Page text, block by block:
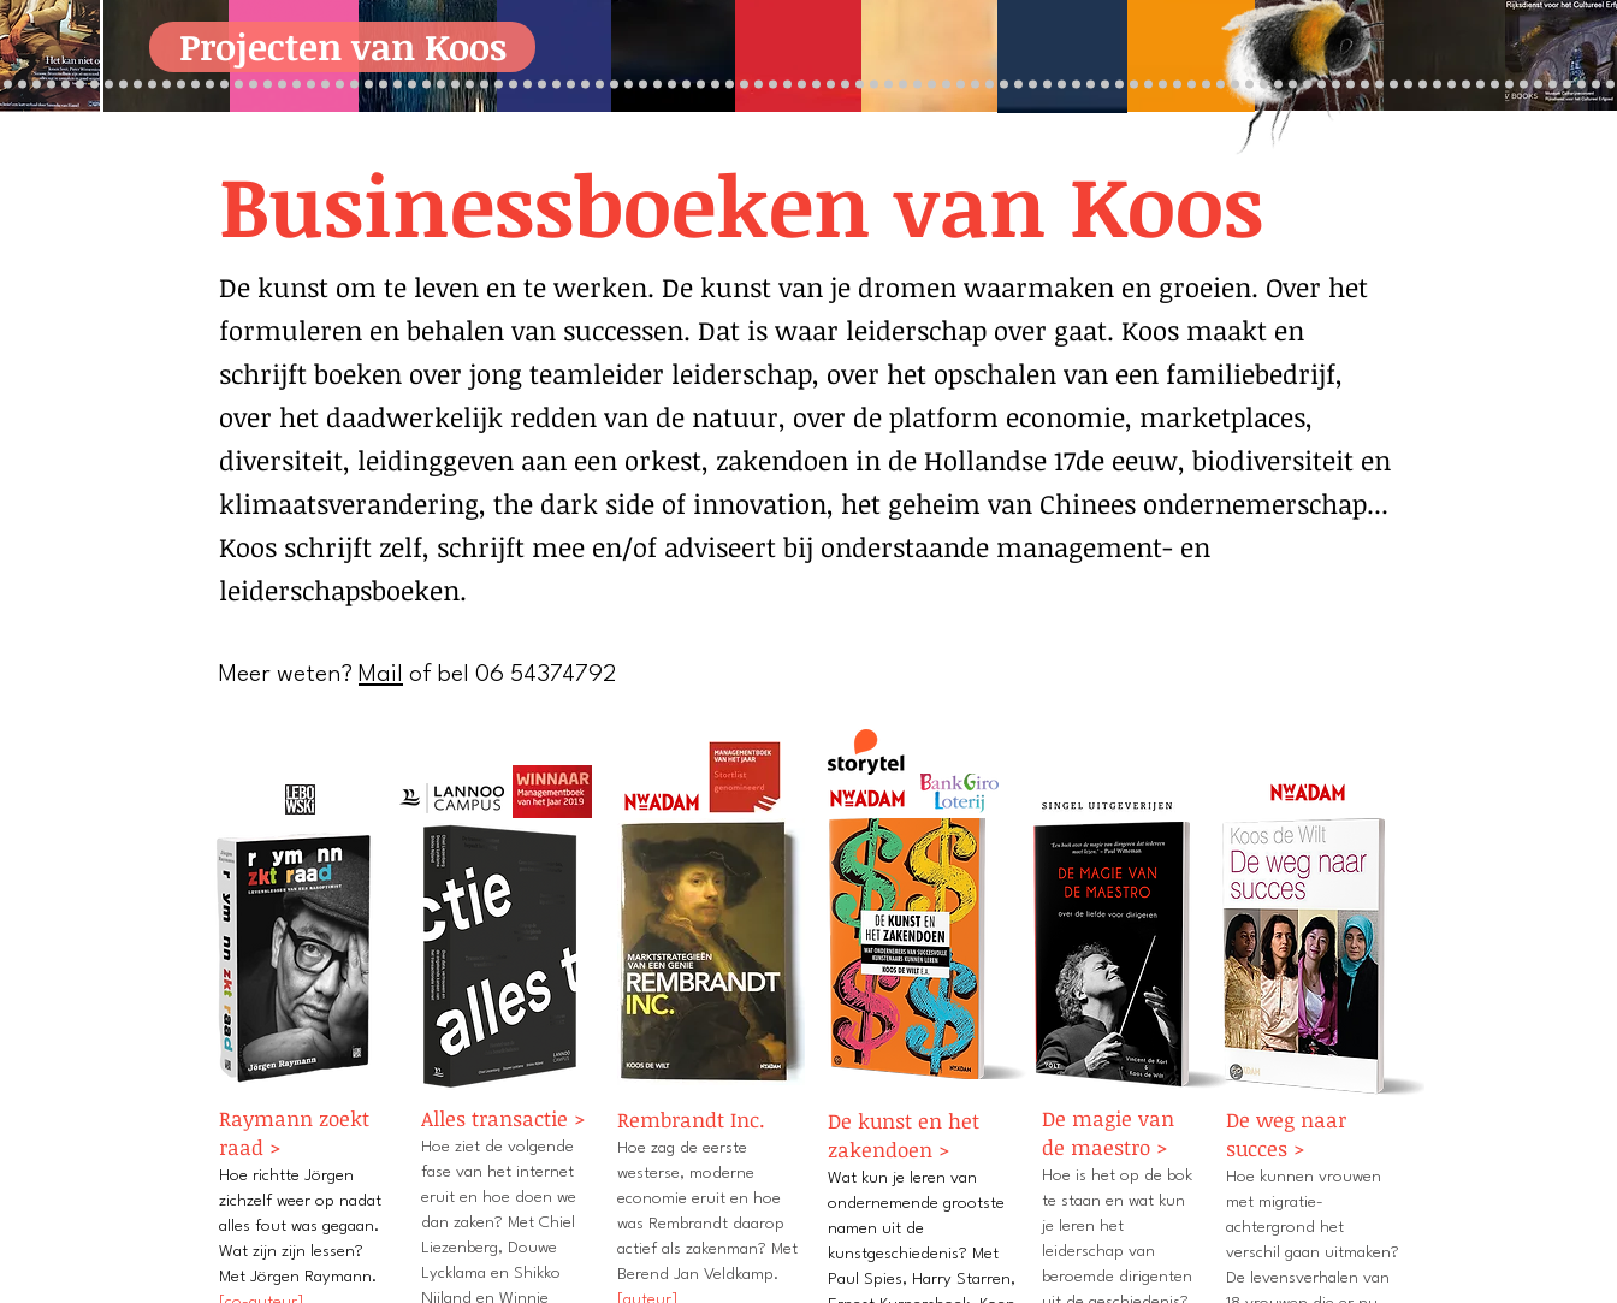
Projecten van Koos
Businessboeken van Koos
De kunst om te leven en te werken. De kunst van je dromen waarmaken en groeien. Over het
formuleren en behalen van successen. Dat is waar leiderschap over gaat. Koos maakt en
schrijft boeken over jong teamleider leiderschap, over het opschalen van een familiebedrijf,
over het daadwerkelijk redden van de natuur, over de platform economie, marketplaces,
diversiteit, leidinggeven aan een orkest, zakendoen in de Hollandse 17de eeuw, biodiversiteit en
klimaatsverandering, the dark side of innovation, het geheim van Chinees ondernemerschap...
Koos schrijft zelf, schrijft mee en/of adviseert bij onderstaande management- en
leiderschapsboeken.
Meer weten? Mail of bel 06 54374792
Raymann zoekt
raad >
Hoe richtte Jörgen
zichzelf weer op nadat
alles fout was gegaan.
Wat zijn zijn lessen?
Met Jörgen Raymann.
Alles transactie >
Hoe ziet de volgende
fase van het internet
eruit en hoe doen we
dan zaken? Met Chiel
Liezenberg, Douwe
Lycklama en Shikko
Nijland en Winnie
Rembrandt Inc.
Hoe zag de eerste
westerse, moderne
economie eruit en hoe
was Rembrandt daarop
actief als zakenman? Met
Berend Jan Veldkamp.
[auteur]
De kunst en het
zakendoen >
Wat kun je leren van
ondernemende grootste
namen uit de
kunstgeschiedenis? Met
Paul Spies, Harry Starren,
De magie van
de maestro >
Hoe is het op de bok
te staan en wat kun
je leren het
leiderschap van
beroemde dirigenten
De weg naar
succes >
Hoe kunnen vrouwen
met migratie-
achtergrond het
verschil gaan uitmaken?
De levensverhalen van